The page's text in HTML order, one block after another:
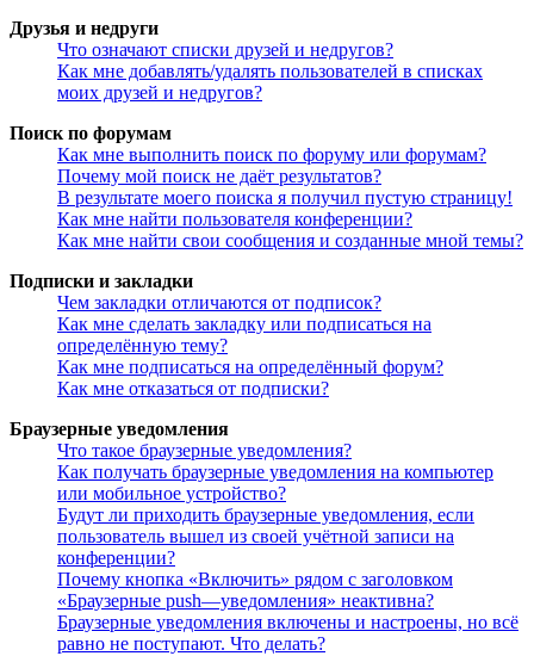
Друзья и недруги
Что означают списки друзей и недругов?
Как мне добавлять/удалять пользователей в списках
моих друзей и недругов?
Поиск по форумам
Как мне выполнить поиск по форуму или форумам?
Почему мой поиск не даёт результатов?
В результате моего поиска я получил пустую страницу!
Как мне найти пользователя конференции?
Как мне найти свои сообщения и созданные мной темы?
Подписки и закладки
Чем закладки отличаются от подписок?
Как мне сделать закладку или подписаться на
определённую тему?
Как мне подписаться на определённый форум?
Как мне отказаться от подписки?
Браузерные уведомления
Что такое браузерные уведомления?
Как получать браузерные уведомления на компьютер
или мобильное устройство?
Будут ли приходить браузерные уведомления, если
пользователь вышел из своей учётной записи на
конференции?
Почему кнопка «Включить» рядом с заголовком
«Браузерные push—уведомления» неактивна?
Браузерные уведомления включены и настроены, но всё
равно не поступают. Что делать?